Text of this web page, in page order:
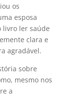
os
esposa
livro ler saúde
clara e
agradável.
sobre
mesmo nos
a